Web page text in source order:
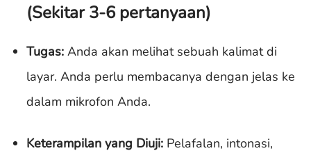
(Sekitar 3-6 pertanyaan)
Tugas: Anda akan melihat sebuah kalimat di
layar. Anda perlu membacanya dengan jelas ke
dalam mikrofon Anda.
Keterampilan yang Diuji: Pelafalan, intonasi,